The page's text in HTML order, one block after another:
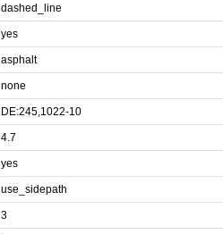
dashed_line
yes
asphalt
none
DE:245,1022-10
4.7
yes
use_sidepath
3